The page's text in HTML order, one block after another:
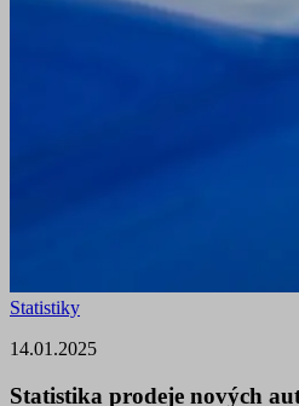
Statistiky
14.01.2025
Statistika prodeje nových